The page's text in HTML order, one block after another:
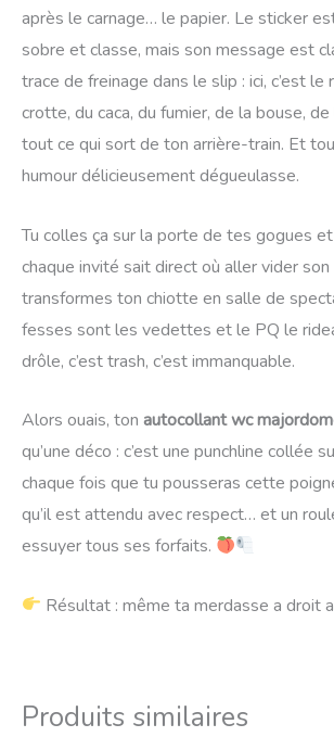
après le carnage… le papier. Le sticker
sobre et classe, mais son message est
trace de freinage dans le slip : ici, c’est le
crotte, du caca, du fumier, de la bouse,
tout ce qui sort de ton arrière-train. Et
humour délicieusement dégueulasse.
Tu colles ça sur la porte de tes gogues
chaque invité sait direct où aller vider son
transformes ton chiotte en salle de
fesses sont les vedettes et le PQ le
drôle, c’est trash, c’est immanquable.
Alors ouais, ton autocollant wc
qu’une déco : c’est une punchline collée
chaque fois que tu pousseras cette
qu’il est attendu avec respect… et un
essuyer tous ses forfaits.
Résultat : même ta merdasse a droit
Produits similaires